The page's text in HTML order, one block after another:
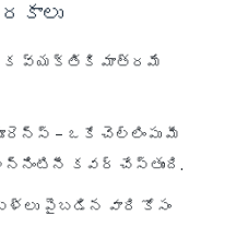
వ్యక్తికి మాత్రమే
– ఒకే చెల్లింపు మీ
కవర్ చేస్తుంది.
పైబడిన వారి కోసం